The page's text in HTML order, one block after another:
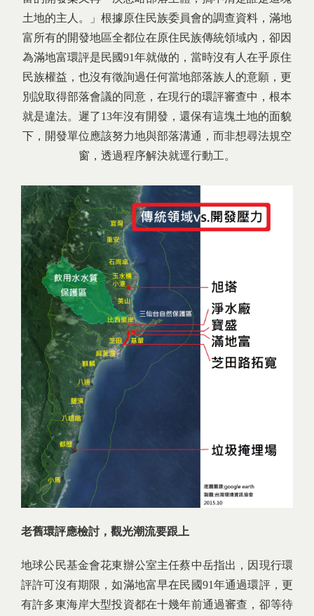
土地的主人。」根據原住民族委員會的調查資料，滿地
富所有的開發地區全都位在原住民族傳統領域內，卻因
為滿地富環評是民國91年就做的，當時沒有人在乎原住
民族權益，也沒有徵詢過任何當地部落族人的意願，更
別說取得部落會議的同意，在現行的環評審查中，根本
就是違法。遲了13年沒有開發，還保有這塊土地的面貌
下，開發單位應該努力地與部落溝通，而非想尋法規空
窗，透過程序解決就逕行動工。
老舊環評應檢討，觀光潮流要跟上
地球公民基金會花東辦公室主任蔡中岳指出，因現行環
評許可沒有期限，如滿地富早在民國91年通過環評，更
有許多東海岸大型投資都在十幾年前通過審查，卻等待